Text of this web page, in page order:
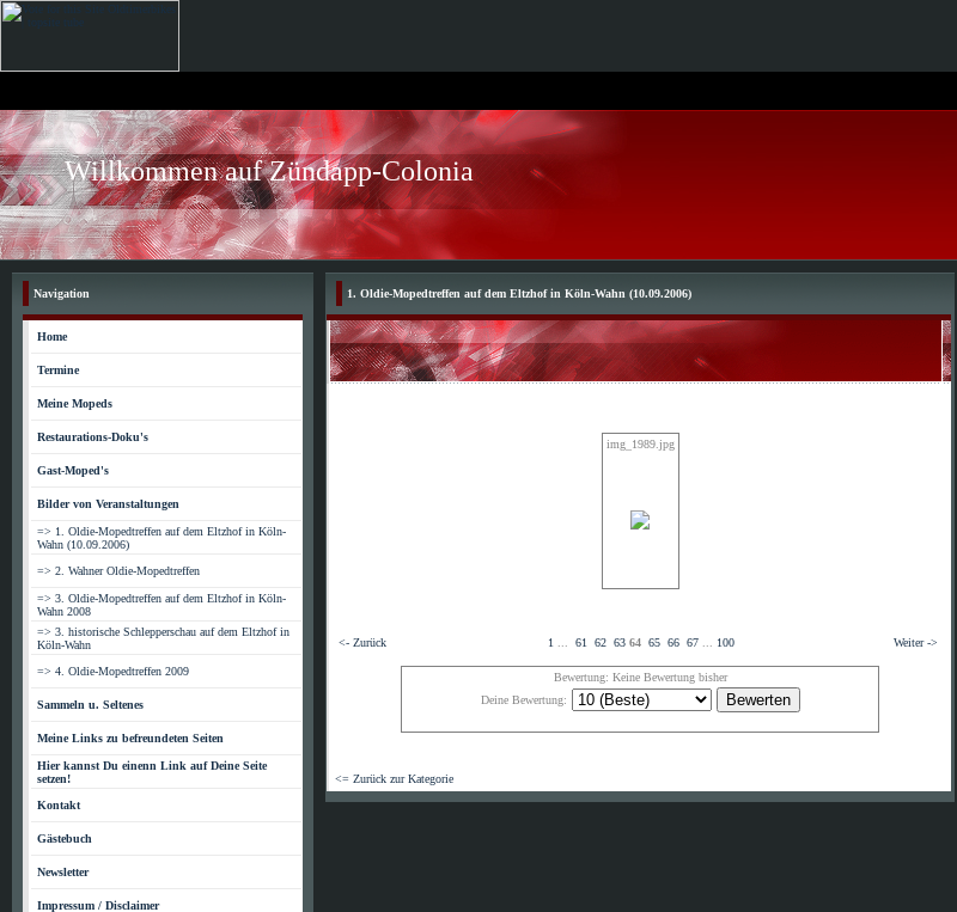
Willkommen auf Zündapp-Colonia
Navigation
Home
Termine
Meine Mopeds
Restaurations-Doku's
Gast-Moped's
Bilder von Veranstaltungen
=> 1. Oldie-Mopedtreffen auf dem Eltzhof in Köln-
Wahn (10.09.2006)
=> 2. Wahner Oldie-Mopedtreffen
=> 3. Oldie-Mopedtreffen auf dem Eltzhof in Köln-
Wahn 2008
=> 3. historische Schlepperschau auf dem Eltzhof in
Köln-Wahn
=> 4. Oldie-Mopedtreffen 2009
Sammeln u. Seltenes
Meine Links zu befreundeten Seiten
Hier kannst Du einenn Link auf Deine Seite
setzen!
Kontakt
Gästebuch
Newsletter
Impressum / Disclaimer
1. Oldie-Mopedtreffen auf dem Eltzhof in Köln-Wahn (10.09.2006)
img_1989.jpg
<- Zurück 1 61 62 63 64 65 66 67 100 Weiter ->
Bewertung: Keine Bewertung bisher
Deine Bewertung:
<= Zurück zur Kategorie